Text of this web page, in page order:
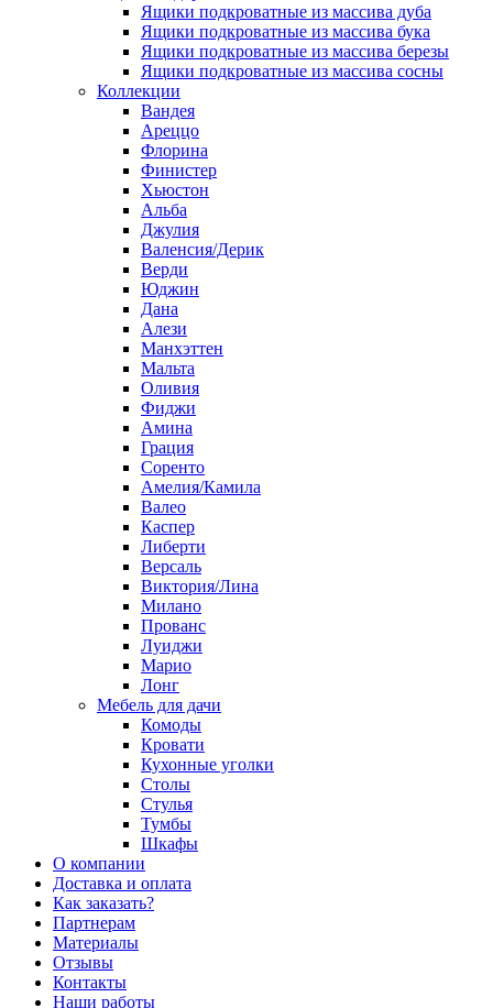
Ящики подкроватные из массива дуба
Ящики подкроватные из массива бука
Ящики подкроватные из массива березы
Ящики подкроватные из массива сосны
Коллекции
Вандея
Ареццо
Флорина
Финистер
Хьюстон
Альба
Джулия
Валенсия/Дерик
Верди
Юджин
Дана
Алези
Манхэттен
Мальта
Оливия
Фиджи
Амина
Грация
Соренто
Амелия/Камила
Валео
Каспер
Либерти
Версаль
Виктория/Лина
Милано
Прованс
Луиджи
Марио
Лонг
Мебель для дачи
Комоды
Кровати
Кухонные уголки
Столы
Стулья
Тумбы
Шкафы
О компании
Доставка и оплата
Как заказать?
Партнерам
Материалы
Отзывы
Контакты
Наши работы